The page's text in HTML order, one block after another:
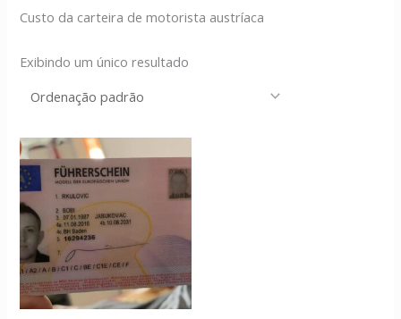
Custo da carteira de motorista austríaca
Exibindo um único resultado